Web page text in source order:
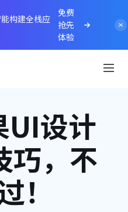
构建全栈应
免费
抢先
体验
UI设计
巧，不
！